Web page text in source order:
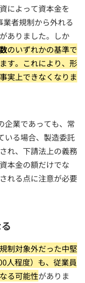
によって資本金を
者規制から外れる
ありました。しか
のいずれかの基準で
す。これにより、形
実上できなくなりま
企業であっても、常
いる場合、製造委託
れ、下請法上の義務
本金の額だけでな
れる点に注意が必要
制対象外だった中堅
人程度）も、従業員
る可能性がありま